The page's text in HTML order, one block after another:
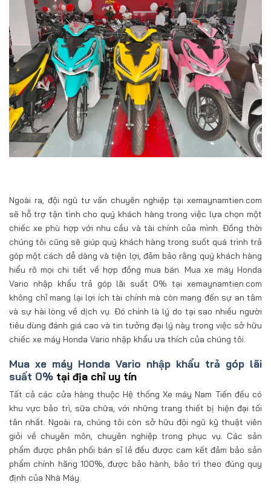
Ngoài ra, đội ngũ tư vấn chuyên nghiệp tại xemaynamtien.com
sẽ hỗ trợ tận tình cho quý khách hàng trong việc lựa chọn một
chiếc xe phù hợp với nhu cầu và tài chính của mình. Đồng thời
chúng tôi cũng sẽ giúp quý khách hàng trong suốt quá trình trả
góp một cách dễ dàng và tiện lợi, đảm bảo rằng quý khách hàng
hiểu rõ mọi chi tiết về hợp đồng mua bán. Mua xe máy Honda
Vario nhập khẩu trả góp lãi suất 0% tại xemaynamtien.com
không chỉ mang lại lợi ích tài chính mà còn mang đến sự an tâm
và sự hài lòng về dịch vụ. Đó chính là lý do tại sao nhiều người
tiêu dùng đánh giá cao và tin tưởng đại lý này trong việc sở hữu
chiếc xe máy Honda Vario nhập khẩu ưa thích của chúng tôi.
Mua xe máy Honda Vario nhập khẩu trả góp lãi
suất 0% tại địa chỉ uy tín
Tất cả các cửa hàng thuộc Hệ thống Xe máy Nam Tiến đều có
khu vực bảo trì, sữa chữa, với những trang thiết bị hiện đại tối
tân nhất. Ngoài ra, chúng tôi còn sở hữu đội ngũ kỹ thuật viên
giỏi về chuyên môn, chuyên nghiệp trong phục vụ. Các sản
phẩm được phân phối bán sỉ lẻ đều được cam kết đảm bảo sản
phẩm chính hãng 100%, được bảo hành, bảo trì theo đúng quy
định của Nhà Máy.